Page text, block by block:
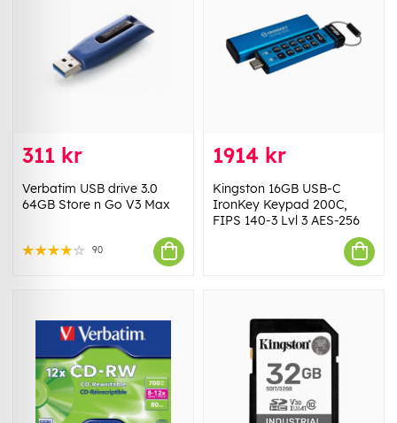
311 kr
Verbatim USB drive 3.0
64GB Store n Go V3 Max
90
1914 kr
Kingston 16GB USB-C
IronKey Keypad 200C,
FIPS 140-3 Lvl 3 AES-256